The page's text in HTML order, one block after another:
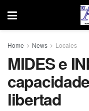
Home News Locales
MIDES e
libertad